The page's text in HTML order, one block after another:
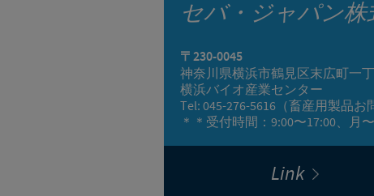
セバ・ジャパン株
〒230-0045
神奈川県横浜市鶴見区末広町一
横浜バイオ産業センター
Tel: 045-276-5616（畜産用製品
＊＊受付時間：9:00〜17:00、月
Link